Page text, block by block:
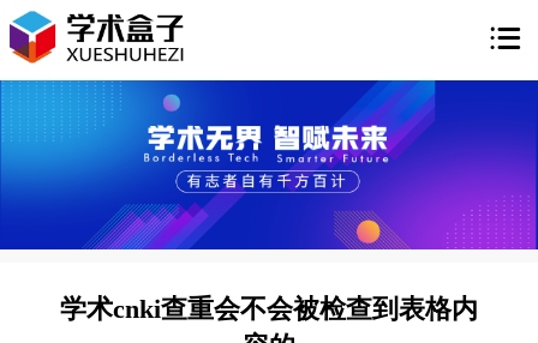

学术cnki查重会不会被检查到表格内